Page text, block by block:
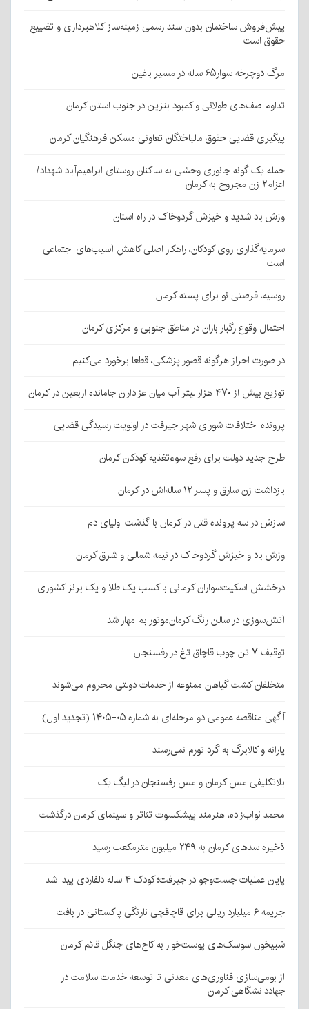
پیش‌فروش ساختمان بدون سند رسمی زمینه‌ساز کلاهبرداری و تضییع
حقوق است
مرگ دوچرخه سوار۶۵ ساله در مسیر باغین
تداوم صف‌های طولانی و کمبود بنزین در جنوب استان کرمان
پیگیری قضایی حقوق مالباختگان تعاونی مسکن فرهنگیان کرمان
حمله یک گونه جانوری وحشی به ساکنان روستای ابراهیم‌آباد شهداد/
اعزام۲ زن مجروح به کرمان
وزش باد شدید و خیزش گردوخاک در راه استان
سرمایه‌گذاری روی کودکان، راهکار اصلی کاهش آسیب‌های اجتماعی
است
روسیه، فرصتی نو برای پسته کرمان
احتمال وقوع رگبار باران در مناطق جنوبی و مرکزی کرمان
در صورت احراز هرگونه قصور پزشکی، قطعا برخورد می‌کنیم
توزیع بیش از ۴۷۰ هزار لیتر آب میان عزاداران جامانده اربعین در کرمان
پرونده اختلافات شورای شهر جیرفت در اولویت رسیدگی قضایی
طرح جدید دولت برای رفع سوءتغذیه کودکان کرمان
بازداشت زن سارق و پسر ۱۲ ساله‌اش در کرمان
سازش در سه پرونده قتل در کرمان با گذشت اولیای دم
وزش باد و خیزش گردوخاک در نیمه شمالی و شرق کرمان
درخشش اسکیت‌سواران کرمانی با کسب یک طلا و یک برنز کشوری
آتش‌سوزی در سالن رنگ کرمان‌موتور بم مهار شد
توقیف ۷ تن چوب قاچاق تاغ در رفسنجان
متخلفان کشت گیاهان ممنوعه از خدمات دولتی محروم می‌شوند
آگهی مناقصه عمومی دو مرحله‌ای به شماره ۰۵-۱۴۰۵ (تجدید اول)
یارانه و کالابرگ به گرد تورم نمی‌رسند
بلاتکلیفی مس کرمان و مس رفسنجان در لیگ یک
محمد نواب‌زاده، هنرمند پیشکسوت تئاتر و سینمای کرمان درگذشت
ذخیره سدهای کرمان به ۲۴۹ میلیون مترمکعب رسید
پایان عملیات جست‌وجو در جیرفت؛ کودک ۴ ساله دلفاردی پیدا شد
جریمه ۶ میلیارد ریالی برای قاچاقچی نارنگی پاکستانی در بافت
شبیخون سوسک‌های پوست‌خوار به کاج‌های جنگل قائم کرمان
از بومی‌سازی فناوری‌های معدنی تا توسعه خدمات سلامت در
جهاددانشگاهی کرمان